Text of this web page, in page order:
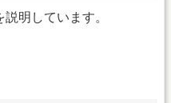
明しています。